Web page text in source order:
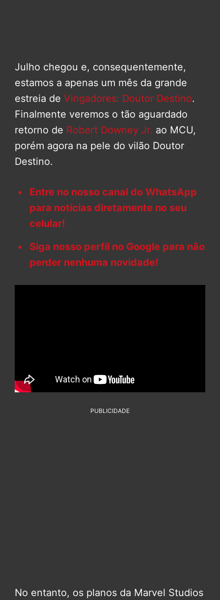
Julho chegou e, consequentemente,
estamos a apenas um mês da grande
estreia de Vingadores: Doutor Destino.
Finalmente veremos o tão aguardado
retorno de Robert Downey Jr. ao MCU,
porém agora na pele do vilão Doutor
Destino.
Entre no nosso canal do WhatsApp
para notícias diretamente no seu
celular!
Siga nosso perfil no Google para não
perder nenhuma novidade!
PUBLICIDADE
No entanto, os planos da Marvel Studios